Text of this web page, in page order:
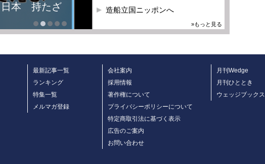
日本 持たざ
造船立国ニッポンへ
»もっと見る
最新記事一覧
ランキング
特集一覧
メルマガ登録
会社案内
採用情報
著作権について
プライバシーポリシーについて
特定商取引法に基づく表示
広告のご案内
お問い合わせ
月刊Wedge
月刊ひととき
ウェッジブックス